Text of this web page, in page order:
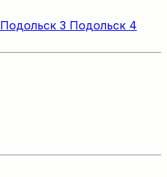
Подольск 3 Подольск 4